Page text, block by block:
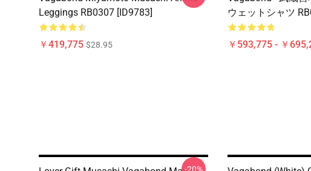
Leggings RB0307 [ID9783]
￥419,775 $28.95
ウェットシャツ
￥593,775 - ￥